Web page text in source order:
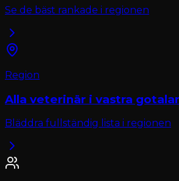
Se de bäst rankade i regionen
Region
Alla veterinär i vastra
Bläddra fullständig lista i regionen